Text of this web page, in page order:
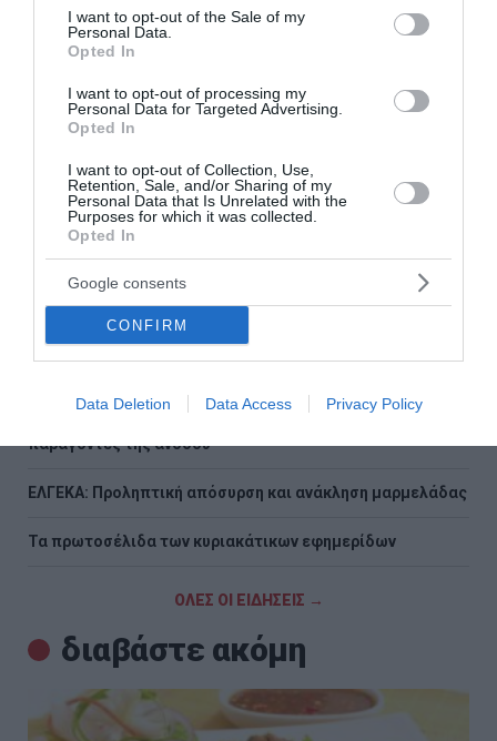
consent section.
I want to opt-out of the Sale of my
Personal Data.
Opted In
I want to opt-out of processing my
Personal Data for Targeted Advertising.
Opted In
I want to opt-out of Collection, Use,
Retention, Sale, and/or Sharing of my
Personal Data that Is Unrelated with the
Purposes for which it was collected.
Opted In
Google consents
CONFIRM
Data Deletion Data Access Privacy Policy
Αυτοί είναι οι έξι όροι του Ιράν προς τις ΗΠΑ για τα Στενά
Αλεξανδρούπολη: Χωρίς τις αισθήσεις του ανασύρθηκε
Red Code για πολύ υψηλό κίνδυνο φωτιάς σε έξι
Περιφέρειες
Κορινθία: Δύο συλλήψεις για φωτιά που προκλήθηκε από
βραχυκύκλωμα σε φωτοβολταϊκό πάρκο
Με αποστολή μαμούθ η Ελλάδα στο ευρωπαϊκό στίβου -
παράγοντες της ανόδου
ΕΛΓΕΚΑ: Προληπτική απόσυρση και ανάκληση μαρμελάδας
Τα πρωτοσέλιδα των κυριακάτικων εφημερίδων
ΟΛΕΣ ΟΙ ΕΙΔΗΣΕΙΣ →
διαβάστε ακόμη